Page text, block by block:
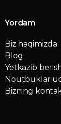
Yordam
Biz haqimizda
Blog
Yetkazib
Noutbuklar
Bizning